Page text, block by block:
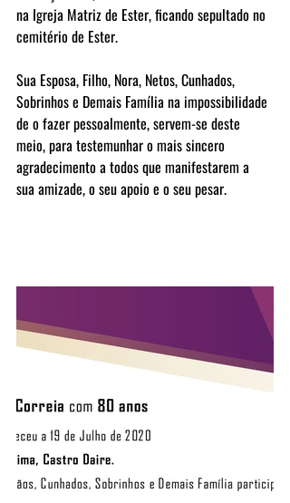
na Igreja Matriz de Ester, ficando sepultado no
cemitério de Ester.
Sua Esposa, Filho, Nora, Netos, Cunhados,
Sobrinhos e Demais Família na impossibilidade
de o fazer pessoalmente, servem-se deste
meio, para testemunhar o mais sincero
agradecimento a todos que manifestarem a
sua amizade, o seu apoio e o seu pesar.